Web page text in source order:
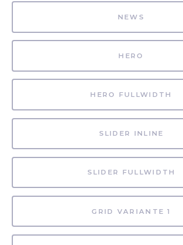
NEWS
HERO
HERO FULLWIDTH
SLIDER INLINE
SLIDER FULLWIDTH
GRID VARIANTE 1